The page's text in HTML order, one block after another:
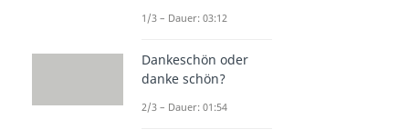
1/3 – Dauer: 03:12
Dankeschön oder
danke schön?
2/3 – Dauer: 01:54